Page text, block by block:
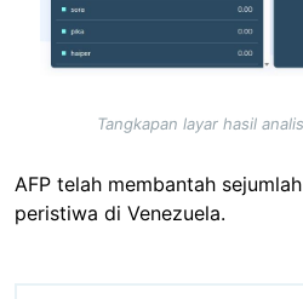
Tangkapan layar hasil
AFP telah membantah sejumlah
peristiwa di Venezuela.